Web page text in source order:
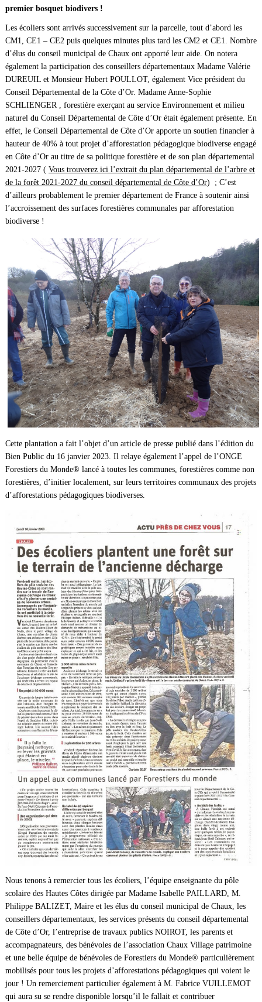
premier bosquet biodivers !
Les écoliers sont arrivés successivement sur la parcelle, tout d’abord les
CM1, CE1 – CE2 puis quelques minutes plus tard les CM2 et CE1. Nombre
d’élus du conseil municipal de Chaux ont apporté leur aide. On notera
également la participation des conseillers départementaux Madame Valérie
DUREUIL et Monsieur Hubert POULLOT, également Vice président du
Conseil Départemental de la Côte d’Or. Madame Anne-Sophie
SCHLIENGER , forestière exerçant au service Environnement et milieu
naturel du Conseil Départemental de Côte d’Or était également présente. En
effet, le Conseil Départemental de Côte d’Or apporte un soutien financier à
hauteur de 40% à tout projet d’afforestation pédagogique biodiverse engagé
en Côte d’Or au titre de sa politique forestière et de son plan départemental
2021-2027 ( Vous trouverez ici l’extrait du plan départemental de l’arbre et
de la forêt 2021-2027 du conseil départemental de Côte d’Or) ; C’est
d’ailleurs probablement le premier département de France à soutenir ainsi
l’accroissement des surfaces forestières communales par afforestation
biodiverse !
Cette plantation a fait l’objet d’un article de presse publié dans l’édition du
Bien Public du 16 janvier 2023. Il relaye également l’appel de l’ONGE
Forestiers du Monde® lancé à toutes les communes, forestières comme non
forestières, d’initier localement, sur leurs territoires communaux des projets
d’afforestations pédagogiques biodiverses.
Nous tenons à remercier tous les écoliers, l’équipe enseignante du pôle
scolaire des Hautes Côtes dirigée par Madame Isabelle PAILLARD, M.
Philippe BALIZET, Maire et les élus du conseil municipal de Chaux, les
conseillers départementaux, les services présents du conseil départemental
de Côte d’Or, l’entreprise de travaux publics NOIROT, les parents et
accompagnateurs, des bénévoles de l’association Chaux Village patrimoine
et une belle équipe de bénévoles de Forestiers du Monde® particulièrement
mobilisés pour tous les projets d’afforestations pédagogiques qui voient le
jour ! Un remerciement particulier également à M. Fabrice VUILLEMOT
qui aura su se rendre disponible lorsqu’il le fallait et contribuer